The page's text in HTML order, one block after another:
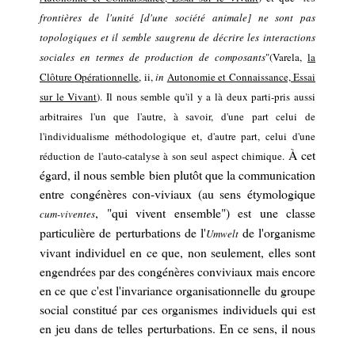
frontières de l'unité [d'une société animale] ne sont pas
topologiques et il semble saugrenu de décrire les interactions
sociales en termes de production de composants"(Varela, la
Clôture Opérationnelle, ii,in Autonomie et Connaissance, Essai
sur le Vivant).Il nous semblequ'il y a là deux parti-pris aussi
arbitraires l'un que l'autre, à savoir, d'une partcelui de
l'individualisme méthodologique et, d'autre part,celui d'une
réduction de l'auto-catalyse à son seul aspect chimique. À cet
égard,il nous semble bienplutôt quela communication
entre congénèrescon-viviaux (au sens étymologique
cum-viventes, "qui vivent ensemble") est une classe
particulière de perturbations de l'Umwelt de l'organisme
vivant individuelen ce que, non seulement, elles sont
engendrées pardes congénèresconviviauxmais encore
en ce que c'est l'invariance organisationnelle dugroupe
social constitué par cesorganismes individuelsqui est
en jeu dans de telles perturbations. En ce sens, il nous